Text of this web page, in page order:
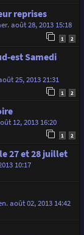
reprises
août 28, 2013 15:18
1 2
est Samedi
25, 2013 21:31
1 2
12, 2013 16:20
1 2
27 et 28 juillet
10:17
août 02, 2013 14:42